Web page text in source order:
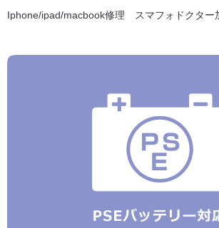
Iphone/ipad/macbook修理 スマフォドクター